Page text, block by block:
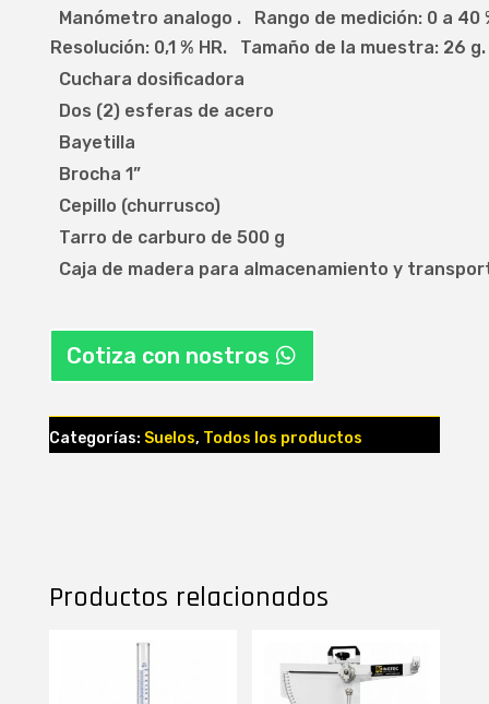
Manómetro analogo . Rango de medición: 0 a 40
Resolución: 0,1 % HR. Tamaño de la muestra: 26 g.
Cuchara dosificadora
Dos (2) esferas de acero
Bayetilla
Brocha 1”
Cepillo (churrusco)
Tarro de carburo de 500 g
Caja de madera para almacenamiento y
Cotiza con nostros
Categorías: Suelos, Todos los productos
Productos relacionados